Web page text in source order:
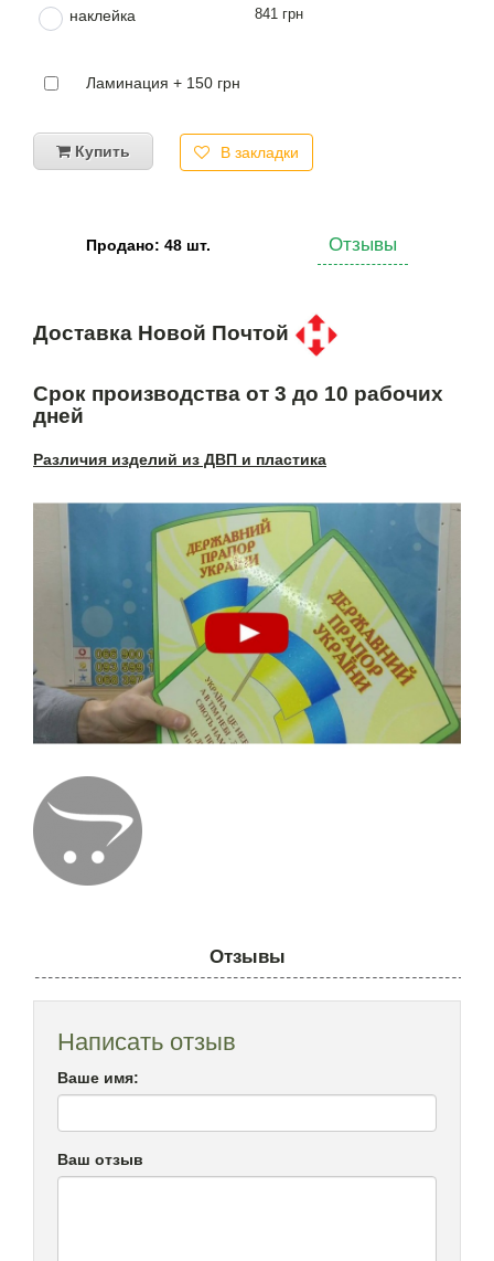
наклейка 841 грн
Ламинация + 150 грн
Купить В закладки
Продано: 48 шт. Отзывы
Доставка Новой Почтой
Срок производства от 3 до 10 рабочих
дней
Различия изделий из ДВП и пластика
Отзывы
Написать отзыв
Ваше имя:
Ваш отзыв